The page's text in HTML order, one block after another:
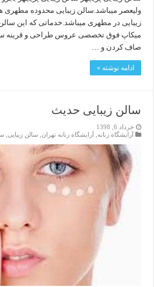
ولیعصر میباشد.سالن زیبایی محدوده مطهری
زیبایی در مطهری میباشد.خدماتی که این
میکاپ فوق تخصصی عروس طراحی و قرینه
صاف کردن و …
ادامه نوشته »
سالن زیبایی حدیث
خرداد 6, 1398
آرایشگاه زنانه ,آرایشگاه زنانه تهران ,سالن زیبایی ,